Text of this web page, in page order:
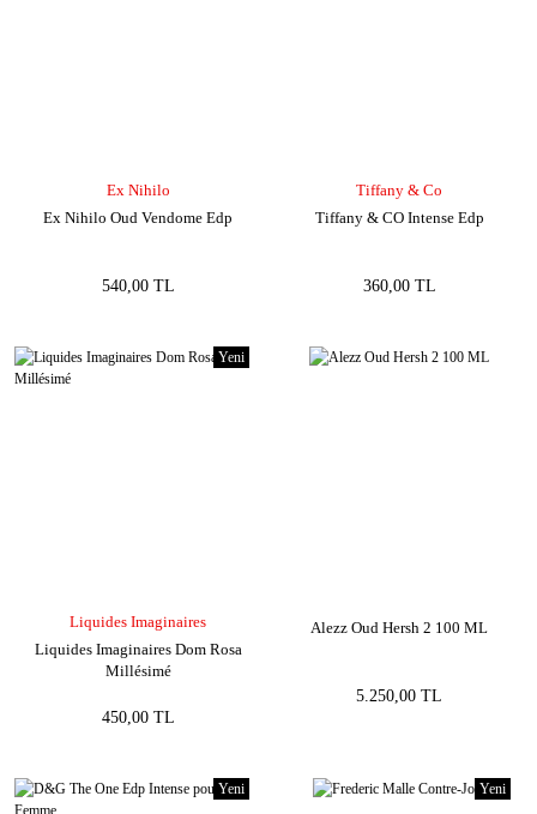
Ex Nihilo
Ex Nihilo Oud Vendome Edp
540,00 TL
Tiffany & Co
Tiffany & CO Intense Edp
360,00 TL
Yeni
Liquides Imaginaires
Liquides Imaginaires Dom Rosa
Millésimé
450,00 TL
Alezz Oud Hersh 2 100 ML
5.250,00 TL
Yeni Yeni